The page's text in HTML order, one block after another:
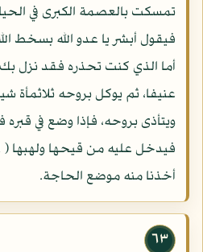
تمسكت بالعصمة الكبرى في
فيقول أبشر يا عدو الله بسخط
أما الذي كنت تحذره فقد نزل
عنيفا، ثم يوكل بروحه ثلاثمأة
ويتأذى بروحه، فإذا وضع في قبره
أخذنا منه موضع الحاجة.
٦٣